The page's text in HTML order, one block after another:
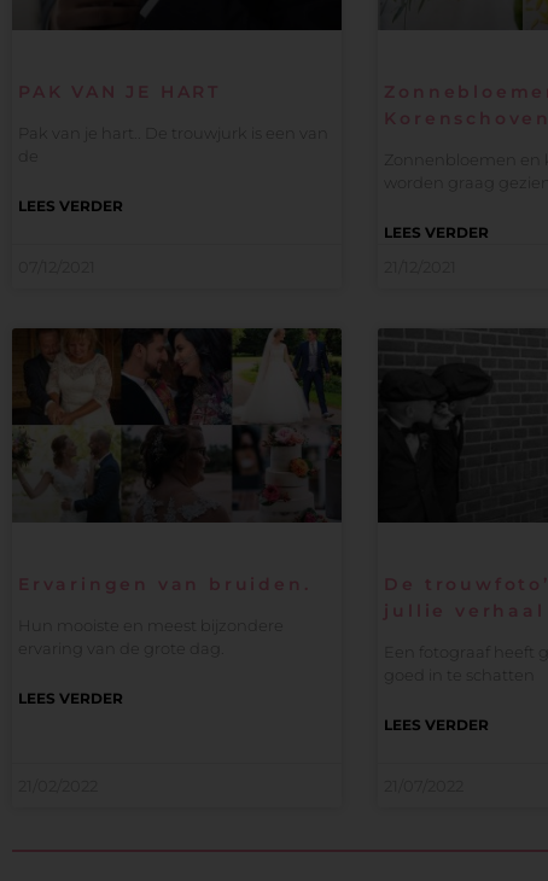
PAK VAN JE HART
Pak van je hart.. De trouwjurk is een van
LEES VERDER
Korenschoven
Zonnenbloemen en
worden graag
LEES VERDER
Ervaringen van bruiden.
Hun mooiste en meest bijzondere
ervaring van de grote dag.
LEES VERDER
De
jullie verhaal
Een fotograaf heeft
goed in te schatten
LEES VERDER